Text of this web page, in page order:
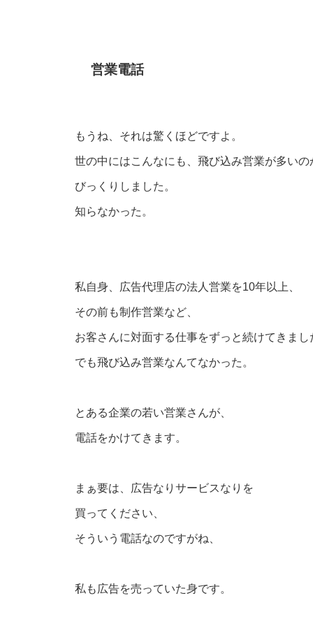
営業電話
もうね、それは驚くほどですよ。
世の中にはこんなにも、飛び込み営業が多いの
びっくりしました。
知らなかった。
私自身、広告代理店の法人営業を10年以上、
その前も制作営業など、
お客さんに対面する仕事をずっと続けてきまし
でも飛び込み営業なんてなかった。
とある企業の若い営業さんが、
電話をかけてきます。
まぁ要は、広告なりサービスなりを
買ってください、
そういう電話なのですがね、
私も広告を売っていた身です。